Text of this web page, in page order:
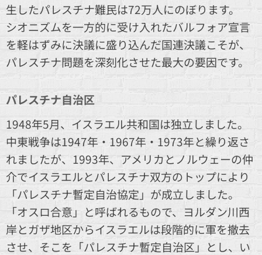
生したパレスチナ難民は72万人にのぼります。
シオニズムを一方的に受け入れたバルフォア宣言
を軽はずみに決議に盛り込んだ国連決議こそが、
パレスチナ問題を深刻化させた最大の要因です。
パレスチナ自治区
1948年5月、イスラエル共和国は独立しました。
中東戦争は1947年・1967年・1973年と繰り返さ
れましたが、1993年、アメリカとノルウェーの仲
介でイスラエルとパレスチナ双方のトップにより
「パレスチナ暫定自治協定」が成立しました。
「オスロ合意」と呼ばれるもので、ヨルダン川西
岸とガザ地区からイスラエルは段階的に軍を撤去
させ、そこを「パレスチナ暫定自治区」とし、い